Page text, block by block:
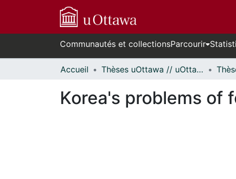
Communautés et collectionsParcourir
Accueil Thèses uOttawa // uOttawa Theses
Korea's problems of